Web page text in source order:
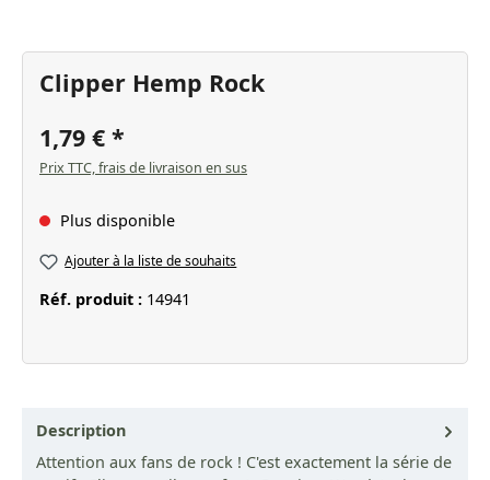
Clipper Hemp Rock
1,79 €
Prix TTC, frais de livraison en sus
Plus disponible
Ajouter à la liste de souhaits
Réf. produit : 14941
Description
Attention aux fans de rock ! C'est exactement la série de